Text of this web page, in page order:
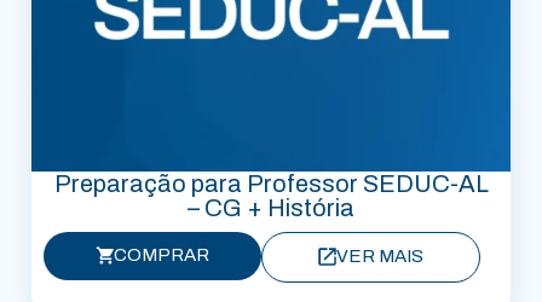
Preparação para Professor SEDUC-AL
– CG + História
COMPRAR VER MAIS